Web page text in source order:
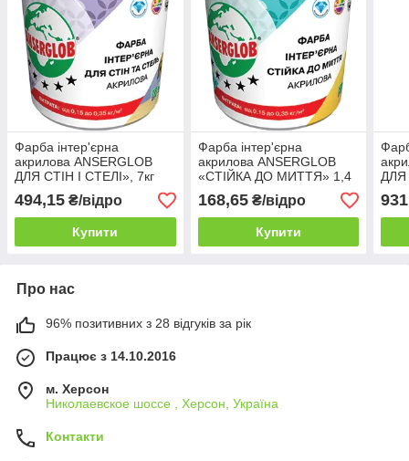
Фарба інтер'єрна
акрилова ANSERGLOB
ДЛЯ СТІН І СТЕЛІ», 7кг
494,15 ₴/відро
Купити
Фарба інтер'єрна
акрилова ANSERGLOB
«СТІЙКА ДО МИТТЯ» 1,4
168,65₴/відро
Купити
ДЛЯ
Про нас
96% позитивних з 28 відгуків за рік
Працює з 14.10.2016
м. Херсон
Николаевское шоссе , Херсон, Україна
Контакти